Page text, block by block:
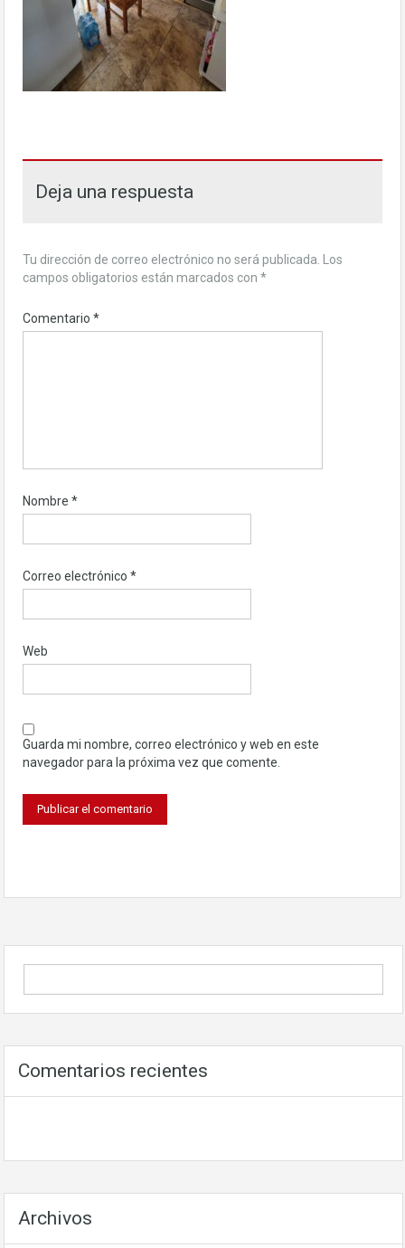
Deja una respuesta
Tu dirección de correo electrónico no será publicada.
Los
campos obligatorios están marcados con *
Comentario *
Nombre *
Correo electrónico *
Web
Guarda mi nombre, correo electrónico y web en este
navegador para la próxima vez que comente.
Comentarios recientes
Archivos